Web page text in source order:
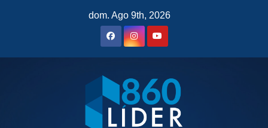
dom. Ago 9th, 2026